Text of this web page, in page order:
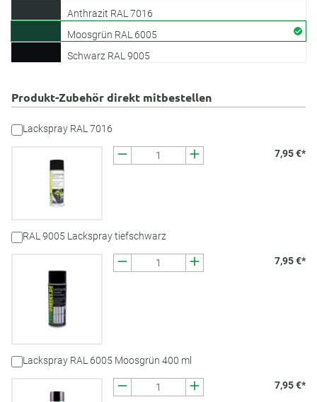
Anthrazit RAL 7016
Moosgrün RAL 6005
Schwarz RAL 9005
Produkt-Zubehör direkt mitbestellen
Lackspray RAL 7016
7,95 €*
RAL 9005 Lackspray tiefschwarz
7,95 €*
Lackspray RAL 6005 Moosgrün 400 ml
7,95 €*